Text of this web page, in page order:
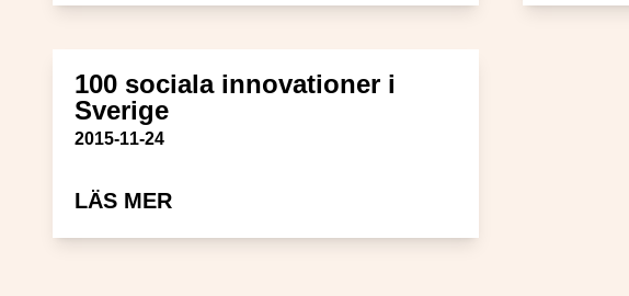
100 sociala innovationer i
Sverige
Publiceringsdatum
2015-11-24
LÄS MEROM 100 SOCIALA INNOVATIONER I SVERIGE